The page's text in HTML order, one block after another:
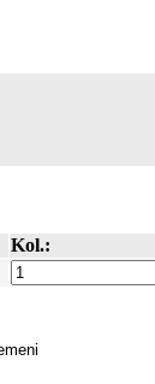
Kol.: